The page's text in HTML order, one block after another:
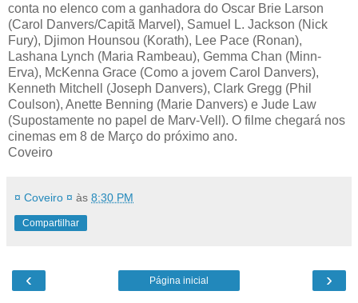
conta no elenco com a ganhadora do Oscar Brie Larson
(Carol Danvers/Capitã Marvel), Samuel L. Jackson (Nick
Fury), Djimon Hounsou (Korath), Lee Pace (Ronan),
Lashana Lynch (Maria Rambeau), Gemma Chan (Minn-
Erva), McKenna Grace (Como a jovem Carol Danvers),
Kenneth Mitchell (Joseph Danvers), Clark Gregg (Phil
Coulson), Anette Benning (Marie Danvers) e Jude Law
(Supostamente no papel de Marv-Vell). O filme chegará nos
cinemas em 8 de Março do próximo ano.
Coveiro
¤ Coveiro ¤ às 8:30 PM
Compartilhar
‹ ›
Página inicial